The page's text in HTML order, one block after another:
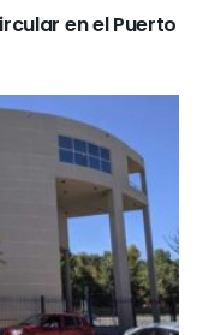
en el Puerto